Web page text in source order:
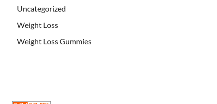
Uncategorized
Weight Loss
Weight Loss Gummies